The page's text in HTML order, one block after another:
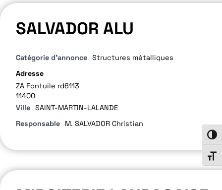
SALVADOR ALU
Catégorie d'annonce Structures métalliques
Adresse
ZA Fontuile rd6113
11400
Ville SAINT-MARTIN-LALANDE
Responsable
M. SALVADOR Christian